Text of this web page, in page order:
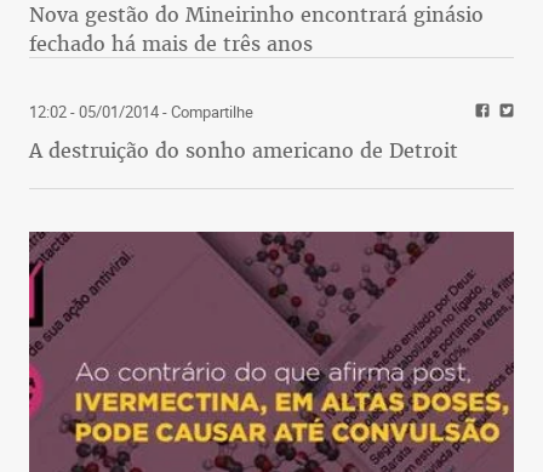
Nova gestão do Mineirinho encontrará ginásio
fechado há mais de três anos
12:02 - 05/01/2014- Compartilhe
A destruição do sonho americano de Detroit